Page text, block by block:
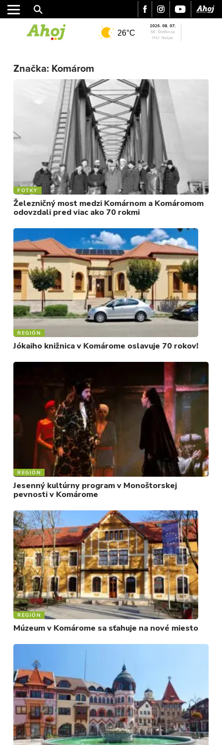
MESTO
REGIÓN
KULTÚRA
FOTKY
VIDEO
MIX
26°C
2026. 08. 07.
SK: Štefánia
HU: Ibolya
Značka: Komárom
FOTKY
Železničný most medzi Komárnom a Komáromom
odovzdali pred viac ako 70 rokmi
REGIÓN
Jókaiho knižnica v Komárome oslavuje 70 rokov!
REGIÓN
Jesenný kultúrny program v Monoštorskej
pevnosti v Komárome
REGIÓN
Múzeum v Komárome sa sťahuje na nové miesto